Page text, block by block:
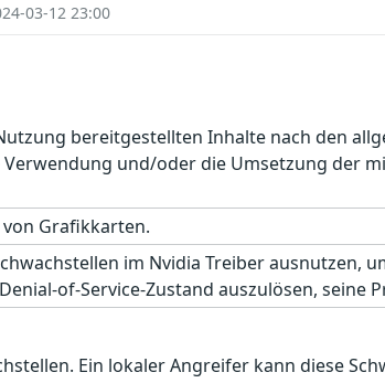
03-12 23:00
bereitgestellten Inhalte nach den
und/oder die Umsetzung der
Grafikkarten.
im Nvidia Treiber ausnutzen,
of-Service-Zustand auszulösen,
Ein lokaler Angreifer kann diese